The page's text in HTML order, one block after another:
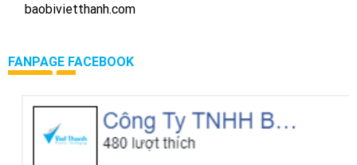
baobivietthanh.com
FANPAGE FACEBOOK